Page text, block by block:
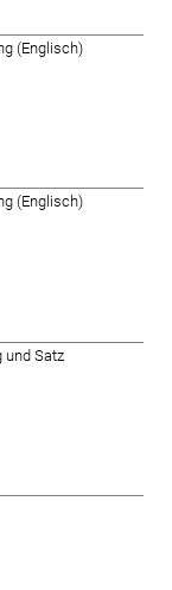
(Englisch)
(Englisch)
und Satz